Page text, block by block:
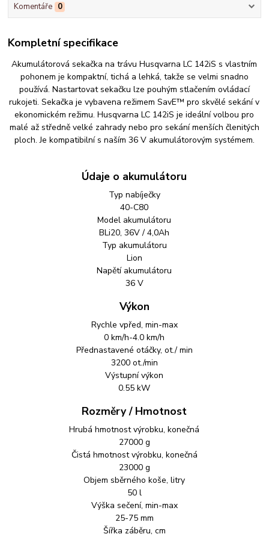
Komentáře 0
Kompletní specifikace
Akumulátorová sekačka na trávu Husqvarna LC 142iS s vlastním
pohonem je kompaktní, tichá a lehká, takže se velmi snadno
používá. Nastartovat sekačku lze pouhým stlačením ovládací
rukojeti. Sekačka je vybavena režimem SavE™ pro skvělé sekání v
ekonomickém režimu. Husqvarna LC 142iS je ideální volbou pro
malé až středně velké zahrady nebo pro sekání menších členitých
ploch. Je kompatibilní s naším 36 V akumulátorovým systémem.
Údaje o akumulátoru
Typ nabíječky
40-C80
Model akumulátoru
BLi20, 36V / 4,0Ah
Typ akumulátoru
Lion
Napětí akumulátoru
36 V
Výkon
Rychle vpřed, min-max
0 km/h-4.0 km/h
Přednastavené otáčky, ot./ min
3200 ot./min
Výstupní výkon
0.55 kW
Rozměry / Hmotnost
Hrubá hmotnost výrobku, konečná
27000 g
Čistá hmotnost výrobku, konečná
23000 g
Objem sběrného koše, litry
50 l
Výška sečení, min-max
25-75 mm
Šířka záběru, cm